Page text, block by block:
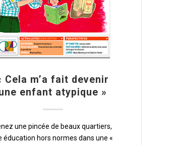
Cela m’a fait devenir
enfant atypique »
une pincée de beaux quartiers,
éducation hors normes dans une «